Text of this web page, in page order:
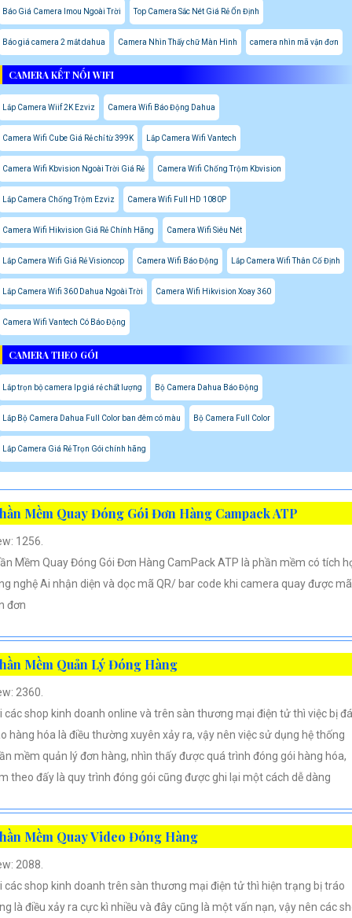
Báo Giá Camera Imou Ngoài Trời Top Camera Sắc Nét Giá Rẻ Ổn Định
Báo giá camera 2 mắt dahua Camera Nhìn Thấy chữ Màn Hình camera nhìn mã vận đơn
CAMERA KẾT NỐI WIFI
Lắp Camera Wiif 2K Ezviz Camera Wifi Báo Động Dahua
Camera Wifi Cube Giá Rẻ chỉ từ 399K Lắp Camera Wifi Vantech
Camera Wifi Kbvision Ngoài Trời Giá Rẻ Camera Wifi Chống Trộm Kbvision
Lắp Camera Chống Trộm Ezviz Camera Wifi Full HD 1080P
Camera Wifi Hikvision Giá Rẻ Chính Hãng Camera Wifi Siêu Nét
Lắp Camera Wifi Giá Rẻ Visioncop Camera Wifi Báo Động Lắp Camera Wifi Thân Cố Định
Lắp Camera Wifi 360 Dahua Ngoài Trời Camera Wifi Hikvision Xoay 360
Camera Wifi Vantech Có Báo Động
CAMERA THEO GÓI
Lắp trọn bộ camera Ip giá rẻ chất lượng Bộ Camera Dahua Báo Động
Lắp Bộ Camera Dahua Full Color ban đêm có màu Bộ Camera Full Color
Lắp Camera Giá Rẻ Trọn Gói chính hãng
Mềm Quay Đóng Gói Đơn Hàng Campack ATP
1256.
Mềm Quay Đóng Gói Đơn Hàng CamPack ATP là phần mềm có tích
nghệ Ai nhận diện và dọc mã QR/ bar code khi camera quay được mã
đơn
Mềm Quản Lý Đóng Hàng
2360.
các shop kinh doanh online và trên sàn thương mại điện tử thì việc bị
hàng hóa là điều thường xuyên xảy ra, vậy nên việc sử dụng hệ thống
mềm quản lý đơn hàng, nhìn thấy được quá trình đóng gói hàng hóa,
theo đấy là quy trình đóng gói cũng được ghi lại một cách dễ dàng
Mềm Quay Video Đóng Hàng
2088.
các shop kinh doanh trên sàn thương mại điện tử thì hiện trạng bị tráo
là điều xảy ra cực kì nhiều và đây cũng là một vấn nạn, vậy nên các